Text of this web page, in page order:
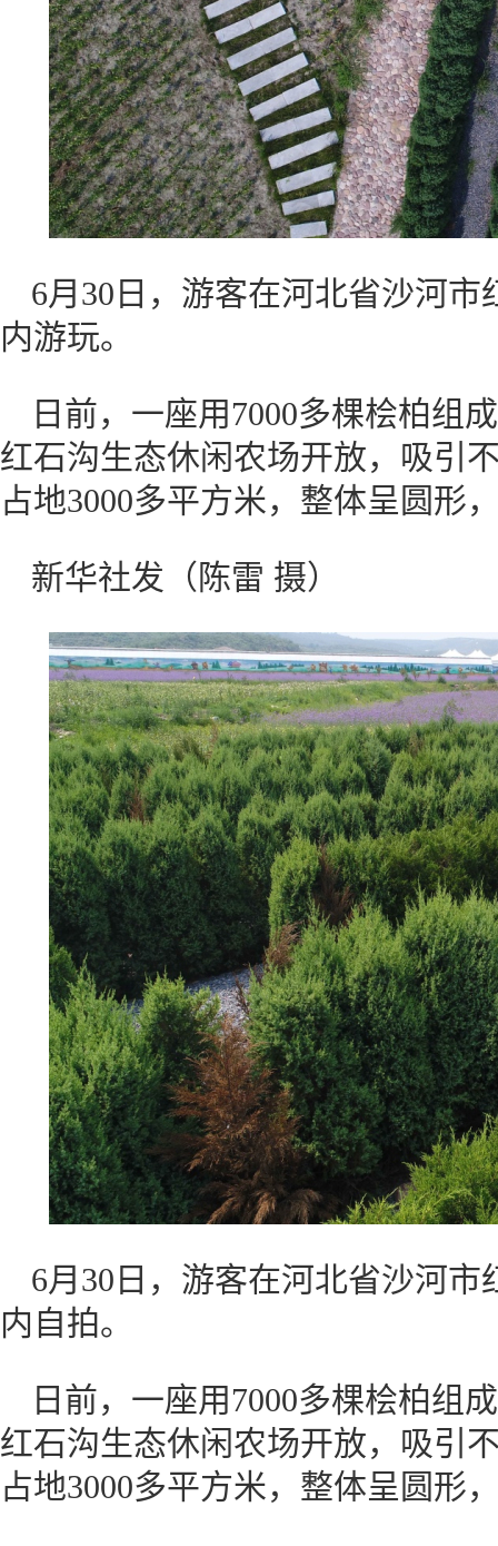
6月30日，游客在河北省沙河
内游玩。
日前，一座用7000多棵桧柏组
红石沟生态休闲农场开放，吸引
占地3000多平方米，整体呈圆形
新华社发（陈雷 摄）
6月30日，游客在河北省沙河
内自拍。
日前，一座用7000多棵桧柏组
红石沟生态休闲农场开放，吸引
占地3000多平方米，整体呈圆形